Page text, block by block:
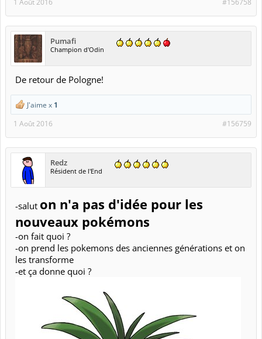
Pumafi
Champion d'Odin
De retour de Pologne!
J'aime x 1
#156759
1 Août 2016
Redz
Résident de l'End
-salut on n'a pas d'idée pour les
nouveaux pokémons
-on fait quoi ?
-on prend les pokemons des anciennes générations et on
les transforme
-et ça donne quoi ?